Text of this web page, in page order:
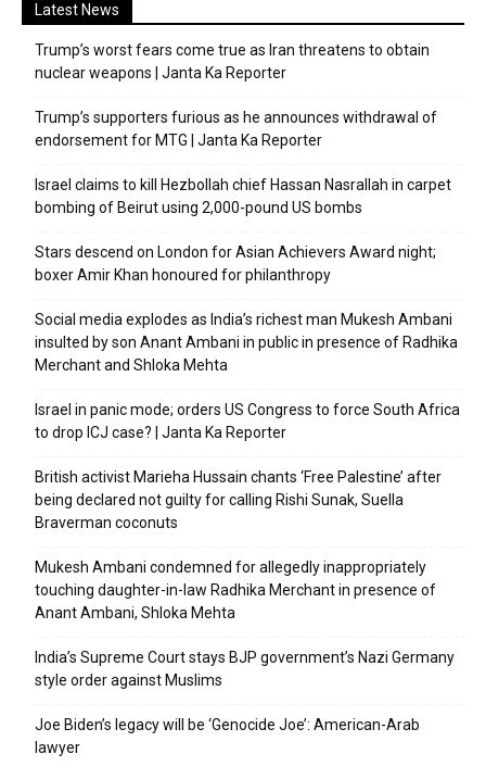
Latest News
Trump’s worst fears come true as Iran threatens to obtain
nuclear weapons | Janta Ka Reporter
Trump’s supporters furious as he announces withdrawal of
endorsement for MTG | Janta Ka Reporter
Israel claims to kill Hezbollah chief Hassan Nasrallah in carpet
bombing of Beirut using 2,000-pound US bombs
Stars descend on London for Asian Achievers Award night;
boxer Amir Khan honoured for philanthropy
Social media explodes as India’s richest man Mukesh Ambani
insulted by son Anant Ambani in public in presence of Radhika
Merchant and Shloka Mehta
Israel in panic mode; orders US Congress to force South Africa
to drop ICJ case? | Janta Ka Reporter
British activist Marieha Hussain chants ‘Free Palestine’ after
being declared not guilty for calling Rishi Sunak, Suella
Braverman coconuts
Mukesh Ambani condemned for allegedly inappropriately
touching daughter-in-law Radhika Merchant in presence of
Anant Ambani, Shloka Mehta
India’s Supreme Court stays BJP government’s Nazi Germany
style order against Muslims
Joe Biden’s legacy will be ‘Genocide Joe’: American-Arab
lawyer